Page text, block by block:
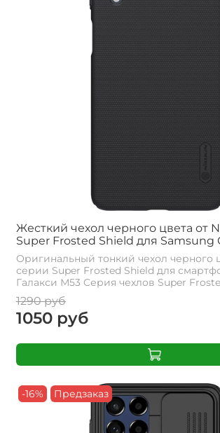
Жесткий чехол черного цвета от
Super Frosted Shield для Samsung
Оригинальный тонкий чехол черного
серии Super Frosted Shield для
Галакси М53 Cерия чехлов Super
1290 руб
1050 руб
-16% Предзаказ